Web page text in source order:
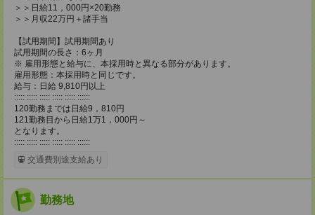
＞＞日給11，000円×20勤務
＞＞月収22万円＋諸手当
【試用期間】試用期間あり
試用期間の長さ：6ヶ月
※ 雇用形態と給与に、本採用時と異なる部分があります。
雇用形態：本採用時と同じです。
給与：日給 9,810円以上
::::: ::::: ::::: ::::: ::::: ::::::
120勤務までは日給9，810円
121勤務目から日給1万1，000円～
となります。
::::: ::::: ::::: ::::: ::::: ::::::
交通費別途支給あり
勤務地